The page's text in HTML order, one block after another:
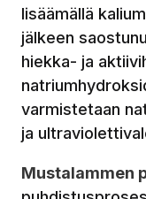
lisäämällä
jälkeen
hiekka- ja
varmistetaan
ja
Mustalammen